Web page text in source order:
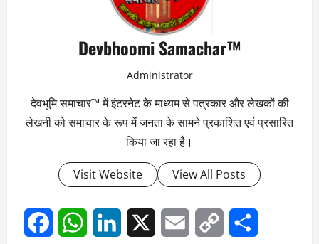
Devbhoomi Samachar™
Administrator
देवभूमि समाचार™ में इंटरनेट के माध्यम से पत्रकार और लेखकों की
लेखनी को समाचार के रूप में जनता के सामने प्रकाशित एवं प्रसारित
किया जा रहा है।
Visit Website View All Posts
FacebookWhatsAppLinkedIn Email
Copy